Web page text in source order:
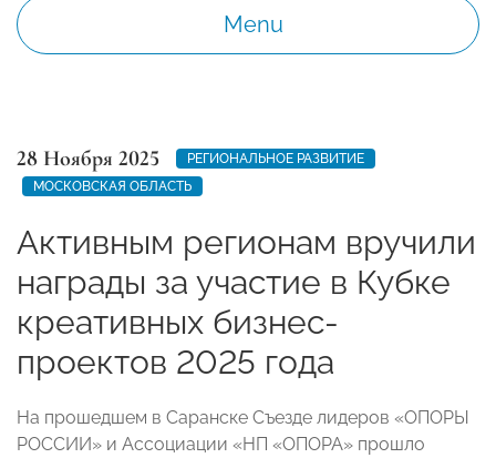
Menu
28 Ноября 2025
РЕГИОНАЛЬНОЕ РАЗВИТИЕ
МОСКОВСКАЯ ОБЛАСТЬ
Активным регионам вручили
награды за участие в Кубке
креативных бизнес-
проектов 2025 года
На прошедшем в Саранске Съезде лидеров «ОПОРЫ
РОССИИ» и Ассоциации «НП «ОПОРА» прошло